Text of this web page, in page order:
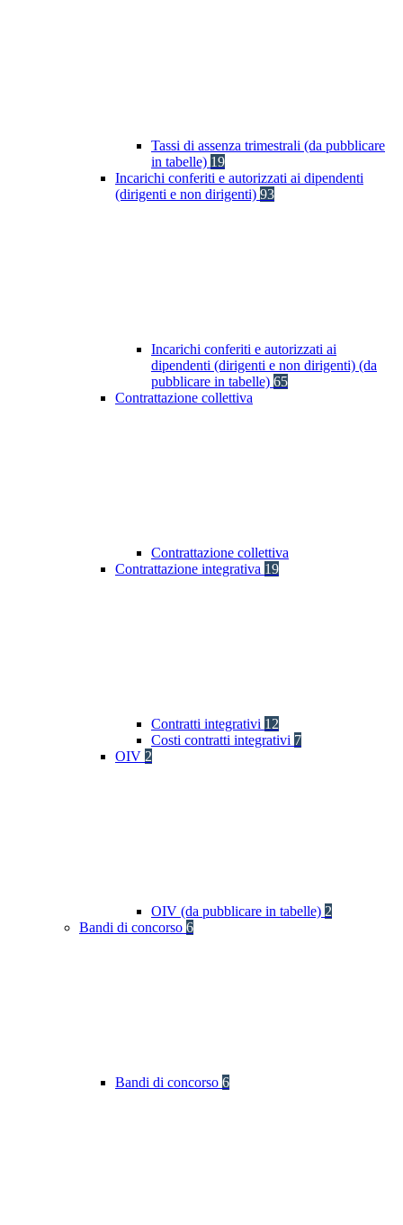
Tassi di assenza trimestrali (da pubblicare
in tabelle) 19
Incarichi conferiti e autorizzati ai dipendenti
(dirigenti e non dirigenti) 93
Incarichi conferiti e autorizzati ai
dipendenti (dirigenti e non dirigenti) (da
pubblicare in tabelle) 65
Contrattazione collettiva
Contrattazione collettiva
Contrattazione integrativa 19
Contratti integrativi 12
Costi contratti integrativi 7
OIV 2
OIV (da pubblicare in tabelle) 2
Bandi di concorso 6
Bandi di concorso 6